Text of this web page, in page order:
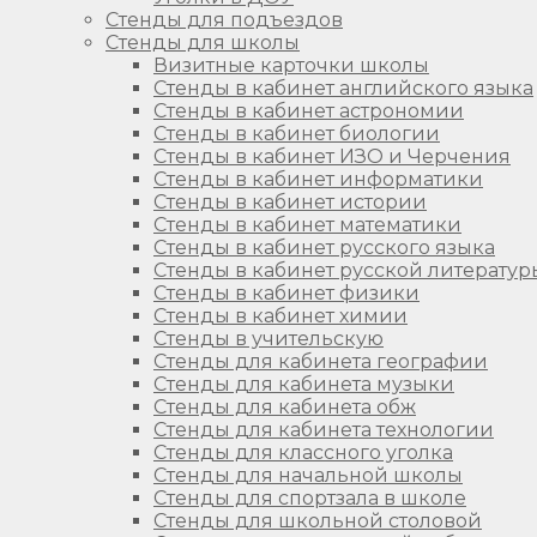
Стенды для подъездов
Стенды для школы
Визитные карточки школы
Стенды в кабинет английского языка
Стенды в кабинет астрономии
Стенды в кабинет биологии
Стенды в кабинет ИЗО и Черчения
Стенды в кабинет информатики
Стенды в кабинет истории
Стенды в кабинет математики
Стенды в кабинет русского языка
Стенды в кабинет русской
Стенды в кабинет физики
Стенды в кабинет химии
Стенды в учительскую
Стенды для кабинета географии
Стенды для кабинета музыки
Стенды для кабинета обж
Стенды для кабинета технологии
Стенды для классного уголка
Стенды для начальной школы
Стенды для спортзала в школе
Стенды для школьной столовой